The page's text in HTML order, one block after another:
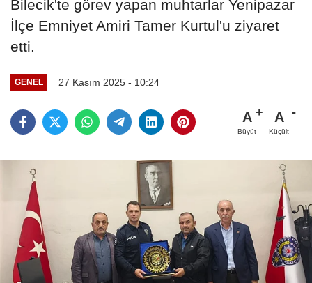
Bilecik'te görev yapan muhtarlar Yenipazar
İlçe Emniyet Amiri Tamer Kurtul'u ziyaret
etti.
GENEL 27 Kasım 2025 - 10:24
A
Büyüt
A
Küçült